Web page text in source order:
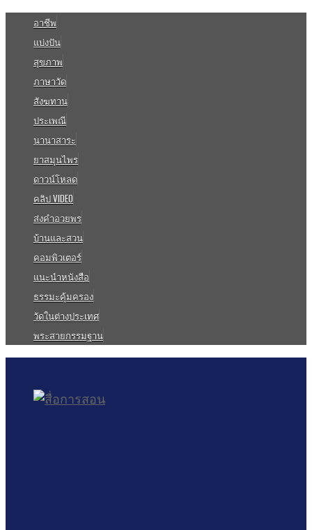
อาชีพ
แบ่งปัน
สุขภาพ
ภาษาวัด
สังฆทาน
ประเพณี
นานาสาระ
ยาสมุนไพร
ดาวน์โหลด
คลิป VIDEO
ส่งคำอวยพร
บ้านและสวน
คอมพิวเตอร์
แนะนำหนังสือ
ธรรมะคุ้มครอง
วัดในต่างประเทศ
พระสายกรรมฐาน